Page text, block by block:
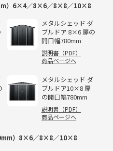
）6×4／8×6／8×8／10×8
メタルシェッド ダ
ブルドア 8×6 扉の
開口幅780mm
説明書（PDF）
商品ページへ
メタルシェッド ダ
ブルドア10×8 扉
の開口幅780mm
説明書（PDF）
商品ページへ
）8×6／8×8／10×8